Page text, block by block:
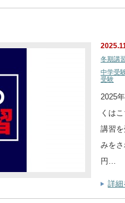
冬期講
中学受
受験
2025
くは
講習
みを
円…
詳細